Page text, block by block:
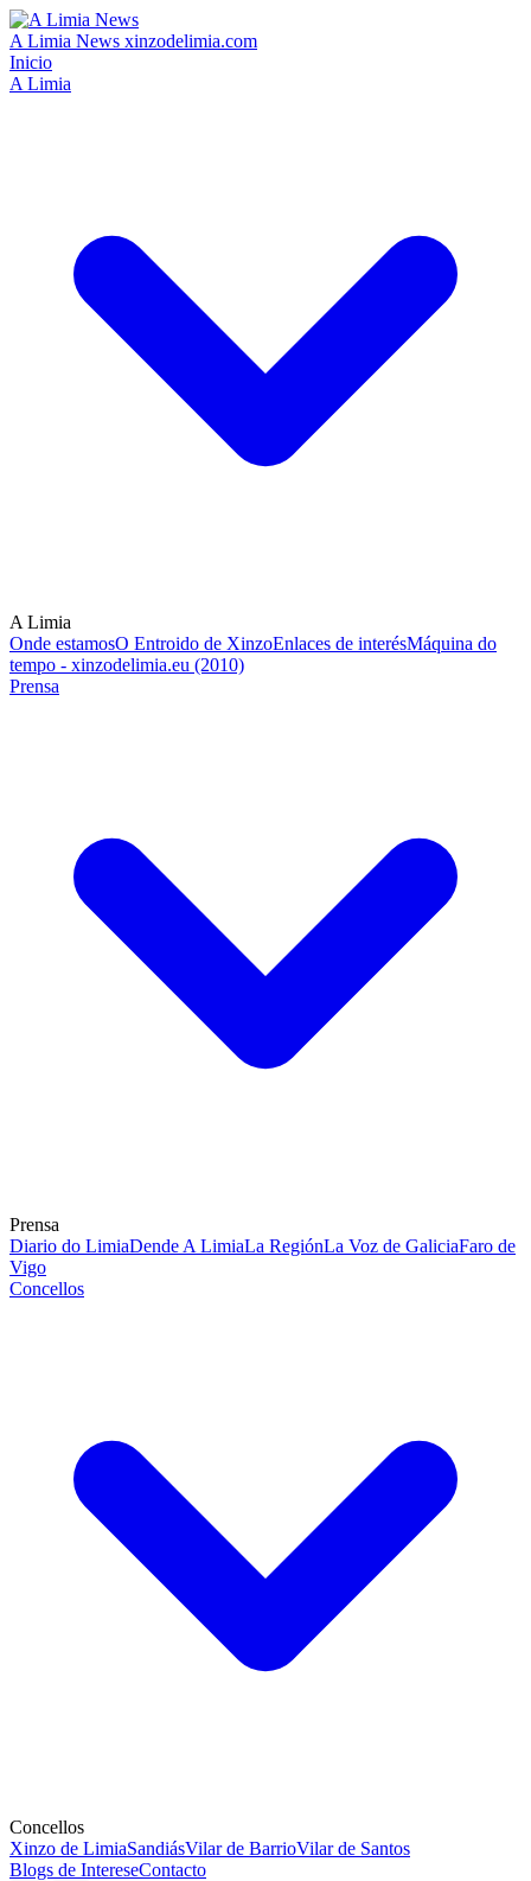
A Limia News xinzodelimia.com
Inicio
A Limia
A Limia
Onde estamosO Entroido de XinzoEnlaces de interésMáquina do
tempo - xinzodelimia.eu (2010)
Prensa
Prensa
Diario do LimiaDende A LimiaLa RegiónLa Voz de GaliciaFaro de
Vigo
Concellos
Concellos
Xinzo de LimiaSandiásVilar de BarrioVilar de Santos
Blogs de IntereseContacto